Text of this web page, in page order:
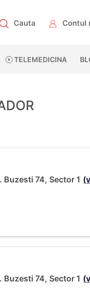
Cauta Contul
TELEMEDICINA
Buzesti 74, Sector 1
Buzesti 74, Sector 1